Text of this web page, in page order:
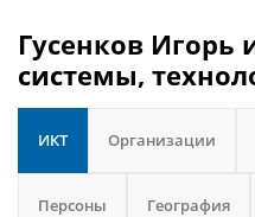
Гусенков Игорь
системы,
ИКТ Организации
Персоны География